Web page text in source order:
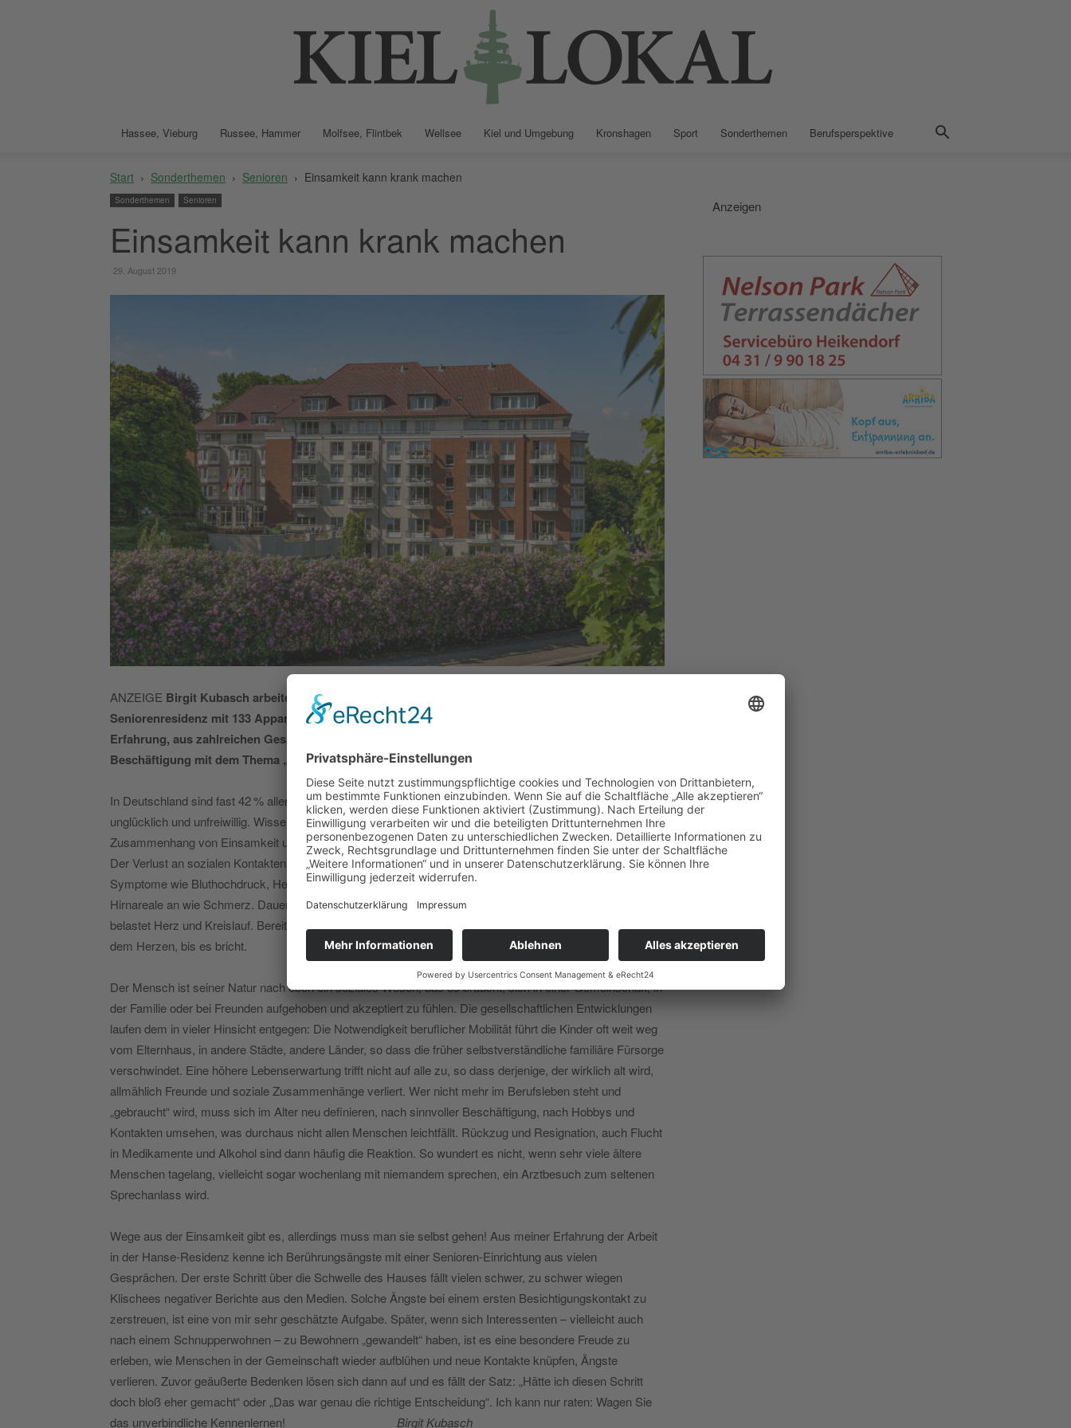
Hassee, Vieburg Russee, Hammer Molfsee, Flintbek Wellsee Kiel und Umgebung Kronshagen Sport Sonderthemen Berufsperspektive
Start Sonderthemen Senioren Einsamkeit kann krank machen
Sonderthemen Senioren
Einsamkeit kann krank machen
29. August 2019
ANZEIGE Birgit Kubasch arbeitet seit zehn Jahren in der Hanse-Residenz in Lübeck, einer
Seniorenresidenz mit 133 Appartements und 36 Einzelpflegezimmern. Aus ihrer langjährigen
Erfahrung, aus zahlreichen Gesprächen mit Interessenten, Angehörigen und Bewohnern und der
Beschäftigung mit dem Thema „Einsamkeit“ entstand die Idee zu dieser Betrachtung.
In Deutschland sind fast 42 % aller Haushalte Einpersonenhaushalte – gewünscht, gewollt, aber auch
unglücklich und unfreiwillig. Wissenschaftlich untersucht und bewiesen ist mittlerweile ein klarer
Zusammenhang von Einsamkeit und der Zunahme psychischer Erkrankungen wie etwa Depressionen.
Der Verlust an sozialen Kontakten, an Kommunikation ist oft nachweislich auch für eher körperliche
Symptome wie Bluthochdruck, Herzschwäche verantwortlich. Soziale Abweisung spricht dieselben
Hirnareale an wie Schmerz. Dauerhaft unter Einsamkeit zu leiden, erhöht den Stresspegel erheblich,
belastet Herz und Kreislauf. Bereits Shakespeare schreibt: Der Kummer, der nicht spricht, nagt leise an
dem Herzen, bis es bricht.
Der Mensch ist seiner Natur nach eben ein soziales Wesen, das es braucht, sich in einer Gemeinschaft, in
der Familie oder bei Freunden aufgehoben und akzeptiert zu fühlen. Die gesellschaftlichen Entwicklungen
laufen dem in vieler Hinsicht entgegen: Die Notwendigkeit beruflicher Mobilität führt die Kinder oft weit weg
vom Elternhaus, in andere Städte, andere Länder, so dass die früher selbstverständliche familiäre Fürsorge
verschwindet. Eine höhere Lebenserwartung trifft nicht auf alle zu, so dass derjenige, der wirklich alt wird,
allmählich Freunde und soziale Zusammenhänge verliert. Wer nicht mehr im Berufsleben steht und
„gebraucht“ wird, muss sich im Alter neu definieren, nach sinnvoller Beschäftigung, nach Hobbys und
Kontakten umsehen, was durchaus nicht allen Menschen leichtfällt. Rückzug und Resignation, auch Flucht
in Medikamente und Alkohol sind dann häufig die Reaktion. So wundert es nicht, wenn sehr viele ältere
Menschen tagelang, vielleicht sogar wochenlang mit niemandem sprechen, ein Arztbesuch zum seltenen
Sprechanlass wird.
Wege aus der Einsamkeit gibt es, allerdings muss man sie selbst gehen! Aus meiner Erfahrung der Arbeit
in der Hanse-Residenz kenne ich Berührungsängste mit einer Senioren-Einrichtung aus vielen
Gesprächen. Der erste Schritt über die Schwelle des Hauses fällt vielen schwer, zu schwer wiegen
Klischees negativer Berichte aus den Medien. Solche Ängste bei einem ersten Besichtigungskontakt zu
zerstreuen, ist eine von mir sehr geschätzte Aufgabe. Später, wenn sich Interessenten – vielleicht auch
nach einem Schnupperwohnen – zu Bewohnern „gewandelt“ haben, ist es eine besondere Freude zu
erleben, wie Menschen in der Gemeinschaft wieder aufblühen und neue Kontakte knüpfen, Ängste
verlieren. Zuvor geäußerte Bedenken lösen sich dann auf und es fällt der Satz: „Hätte ich diesen Schritt
doch bloß eher gemacht“ oder „Das war genau die richtige Entscheidung“. Ich kann nur raten: Wagen Sie
das unverbindliche Kennenlernen!
Birgit Kubasch
Anzeigen